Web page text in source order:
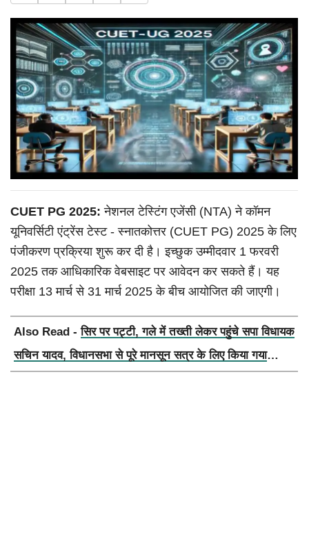
CUET PG 2025:नेशनल टेस्टिंग एजेंसी (NTA) ने कॉमन
यूनिवर्सिटी एंट्रेंस टेस्ट - स्नातकोत्तर (CUET PG) 2025 के लिए
पंजीकरण प्रक्रिया शुरू कर दी है। इच्छुक उम्मीदवार 1 फरवरी
2025 तक आधिकारिक वेबसाइट पर आवेदन कर सकते हैं। यह
परीक्षा 13 मार्च से 31 मार्च 2025 के बीच आयोजित की जाएगी।
Also Read -सिर पर पट्टी, गले में तख्ती लेकर पहुंचे सपा विधायक
सचिन यादव, विधानसभा से पूरे मानसून सत्र के लिए किया गया